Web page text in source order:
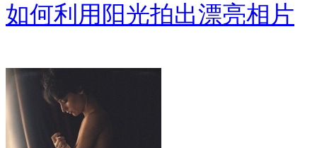
如何利用阳光拍出漂亮相片